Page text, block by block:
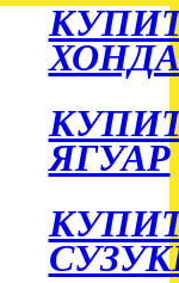
ХОНДА
ЯГУАР